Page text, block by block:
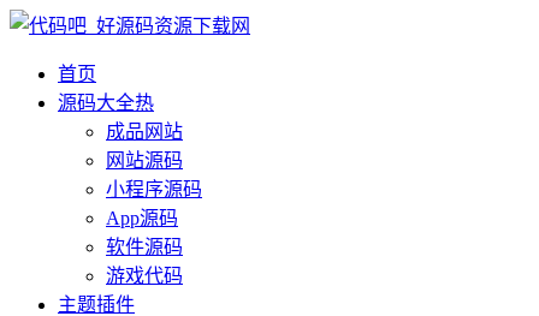
首页
源码大全热
成品网站
网站源码
小程序源码
App源码
软件源码
游戏代码
主题插件